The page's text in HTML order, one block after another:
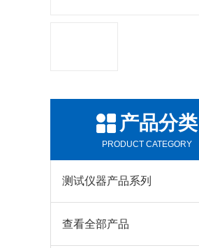
产品分类
PRODUCT CATEGORY
测试仪器产品系列
查看全部产品